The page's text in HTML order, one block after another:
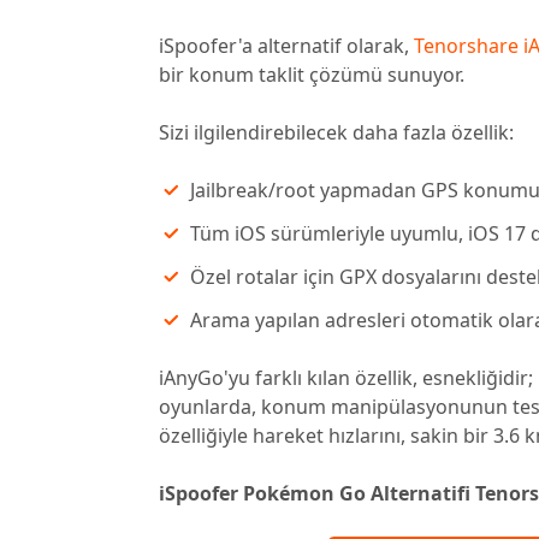
iSpoofer'a alternatif olarak, Tenorshare
bir konum taklit çözümü sunuyor.
Sizi ilgilendirebilecek daha fazla özellik:
Jailbreak/root yapmadan GPS
Tüm iOS sürümleriyle uyumlu, iOS 17
Özel rotalar için GPX dosyalarını
Arama yapılan adresleri otomatik
iAnyGo'yu farklı kılan özellik,
oyunlarda, konum manipülasyonunun
özelliğiyle hareket hızlarını, sakin bir
iSpoofer Pokémon Go Alternatifi